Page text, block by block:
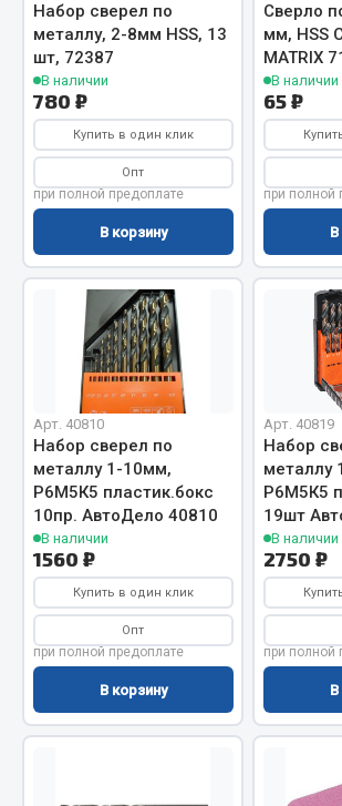
Автотовары
Автозвук
Автокаталоги
Аксессуары автомобильные
Аптечки и знаки автомобильные
Брызговики
Вентиляторы кабины
Вымпела
Показать ещё
Весь раздел
Смазочные материалы
Масла
Охладжающие жидкости
Технические жидкости
Весь раздел
МЕТИЗЫ
Болты
Набор сверел по
металлу, 2-8мм HSS, 13
шт, 72387
В наличии
780 ₽
Купить в один клик
Опт
при полной предоплате
В корзину
Сверло
мм, HSS
MATRIX
В наличии
65 ₽
при полной
В
Арт. 40810
Набор сверел по
металлу 1-10мм,
Р6М5К5 пластик.бокс
10пр. АвтоДело 40810
В наличии
1560 ₽
Купить в один клик
Опт
при полной предоплате
В корзину
Арт. 40819
Набор
металлу
Р6М5К5
19шт
В наличии
2750 ₽
при полной
В